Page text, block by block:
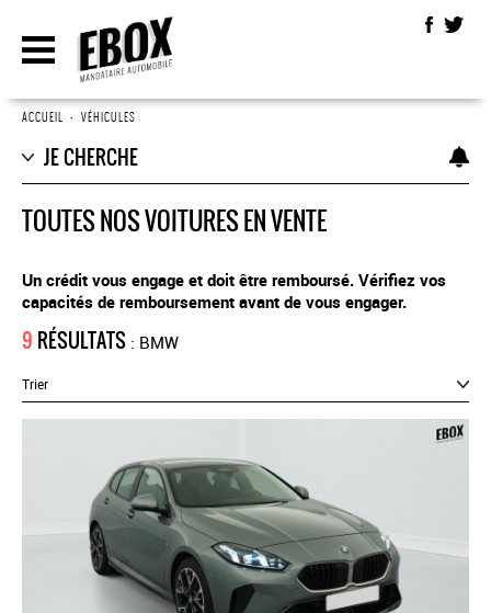
ACCUEIL • VÉHICULES
JE CHERCHE
TOUTES NOS VOITURES EN VENTE
Un crédit vous engage et doit être remboursé. Vérifiez vos
capacités de remboursement avant de vous engager.
9 RÉSULTATS : BMW
Trier